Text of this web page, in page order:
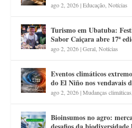
ago 2, 2026|Educação ,Notícias
Turismo em Ubatuba:
Sabor Caiçara abre 17ª
ago 2, 2026|Geral ,Notícias
Eventos climáticos
do El Niño nos vendavais
ago 2, 2026|Mudanças climáticas
Bioinsumos no agro: